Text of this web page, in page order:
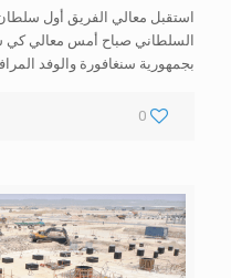
استقبل معالي الفريق أول
السلطاني صباح أمس معالي كي
بجمهورية سنغافورة والوفد
0